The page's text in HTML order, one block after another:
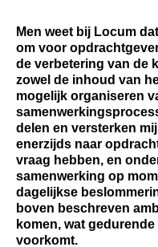
Men weet bij Locum
om voor
de verbetering van de
zowel de inhoud van
mogelijk organiseren
delen en versterken
enerzijds naar
vraag hebben, en
samenwerking op
dagelijkse
boven beschreven
komen, wat
voorkomt.